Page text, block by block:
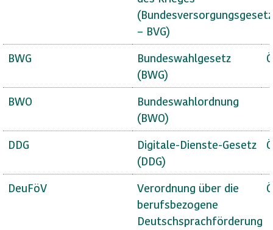
(Bundesversorgungsgesetz
– BVG)
BWG
Bundeswahlgesetz
(BWG)
BWO
Bundeswahlordnung
(BWO)
DDG
Digitale-Dienste-Gesetz
(DDG)
DeuFöV
Verordnung über die
berufsbezogene
Deutschsprachförderung